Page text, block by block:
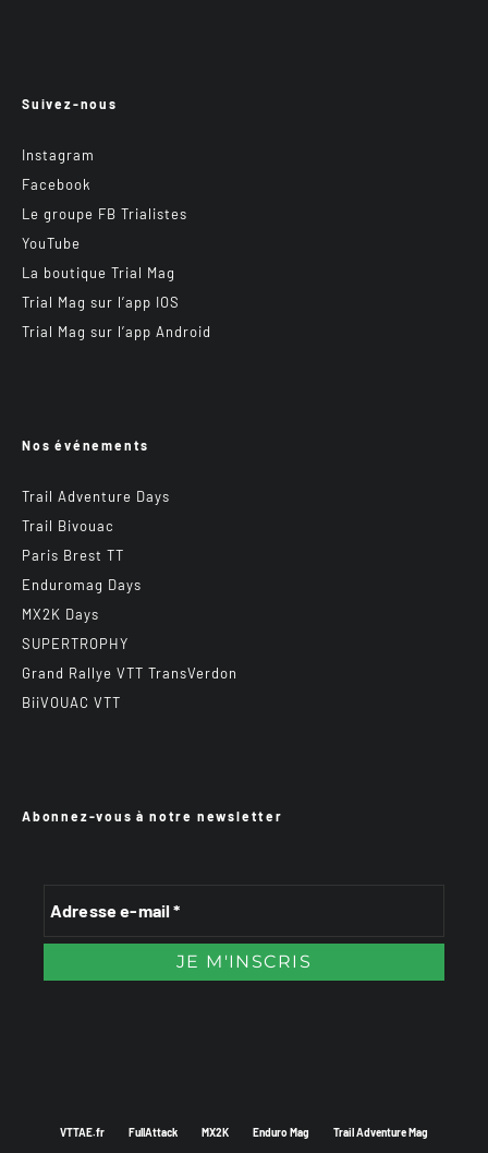
Suivez-nous
Instagram
Facebook
Le groupe FB Trialistes
YouTube
La boutique Trial Mag
Trial Mag sur l’app IOS
Trial Mag sur l’app Android
Nos événements
Trail Adventure Days
Trail Bivouac
Paris Brest TT
Enduromag Days
MX2K Days
SUPERTROPHY
Grand Rallye VTT TransVerdon
BiiVOUAC VTT
Abonnez-vous à notre newsletter
VTTAE.fr FullAttack MX2K Enduro Mag Trail Adventure Mag